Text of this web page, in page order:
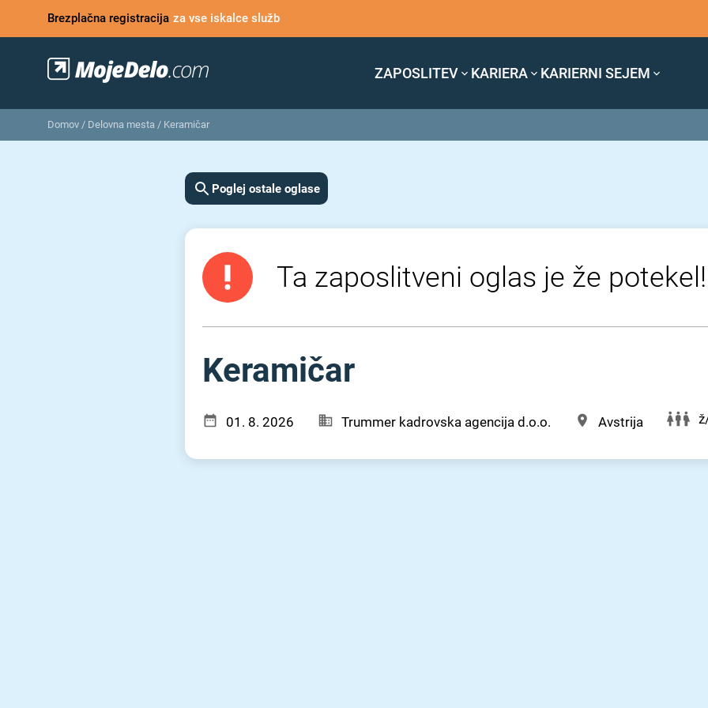
Brezplačna registracija za vse iskalce služb
ZAPOSLITEV KARIERA KARIERNI SEJEM
Domov / Delovna mesta / Keramičar
Poglej ostale oglase
Ta zaposlitveni oglas je že potekel!
Keramičar
01. 8. 2026 Trummer kadrovska agencija d.o.o. Avstrija